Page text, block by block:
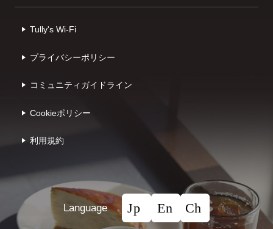
Tully's Wi-Fi
プライバシーポリシー
コミュニティガイドライン
Cookieポリシー
利⽤規約
Language